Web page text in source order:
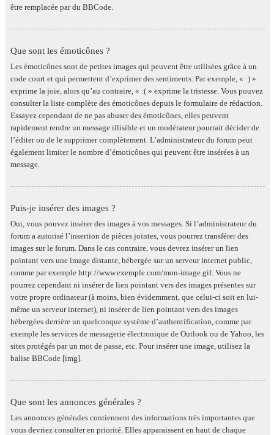
être remplacée par du BBCode.
Que sont les émoticônes ?
Les émoticônes sont de petites images qui peuvent être utilisées grâce à un
code court et qui permettent d’exprimer des sentiments. Par exemple, « :) »
exprime la joie, alors qu’au contraire, « :( » exprime la tristesse. Vous pouvez
consulter la liste complète des émoticônes depuis le formulaire de rédaction.
Essayez cependant de ne pas abuser des émoticônes, elles peuvent
rapidement rendre un message illisible et un modérateur pourrait décider de
l’éditer ou de le supprimer complètement. L’administrateur du forum peut
également limiter le nombre d’émoticônes qui peuvent être insérées à un
message.
Puis-je insérer des images ?
Oui, vous pouvez insérer des images à vos messages. Si l’administrateur du
forum a autorisé l’insertion de pièces jointes, vous pourrez transférer des
images sur le forum. Dans le cas contraire, vous devrez insérer un lien
pointant vers une image distante, hébergée sur un serveur internet public,
comme par exemple http://www.exemple.com/mon-image.gif. Vous ne
pourrez cependant ni insérer de lien pointant vers des images présentes sur
votre propre ordinateur (à moins, bien évidemment, que celui-ci soit en lui-
même un serveur internet), ni insérer de lien pointant vers des images
hébergées derrière un quelconque système d’authentification, comme par
exemple les services de messagerie électronique de Outlook ou de Yahoo, les
sites protégés par un mot de passe, etc. Pour insérer une image, utilisez la
balise BBCode [img].
Que sont les annonces générales ?
Les annonces générales contiennent des informations très importantes que
vous devriez consulter en priorité. Elles apparaissent en haut de chaque